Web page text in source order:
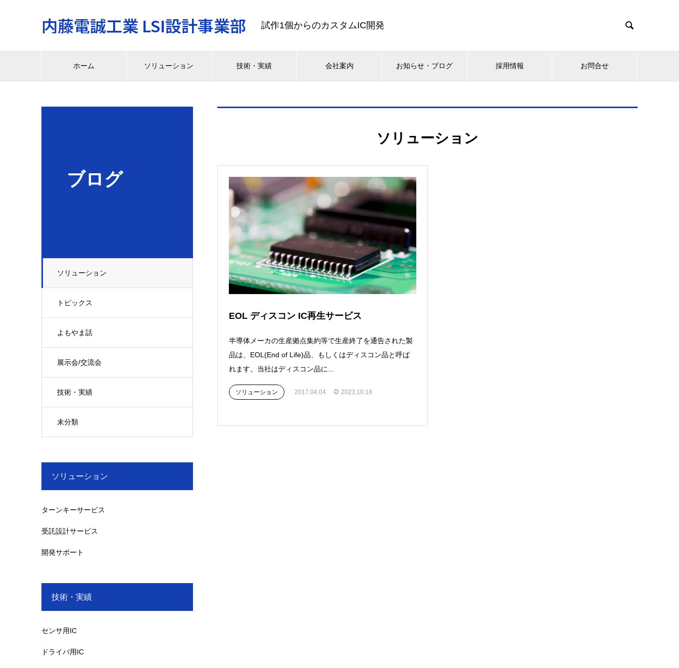
内藤電誠工業 LSI設計事業部 試作1個からのカスタムIC開発 
ホーム ソリューション 技術・実績 会社案内 お知らせ・ブログ 採用情報 お問合せ
ブログ
ソリューション
トピックス
よもやま話
展示会/交流会
技術・実績
未分類
ソリューション
EOL ディスコン IC再生サービス
半導体メーカの生産拠点集約等で生産終了を通告された製
品は、EOL(End of Life)品、もしくはディスコン品と呼ば
れます。当社はディスコン品に...
ソリューション 2017.04.04 2023.10.18
ソリューション
ターンキーサービス
受託設計サービス
開発サポート
技術・実績
センサ用IC
ドライバ用IC